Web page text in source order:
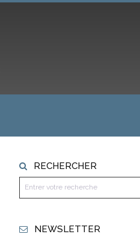
RECHERCHER
NEWSLETTER